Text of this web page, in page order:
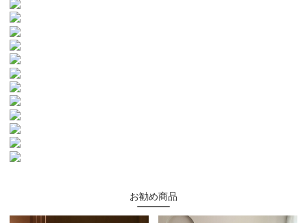
お勧め商品